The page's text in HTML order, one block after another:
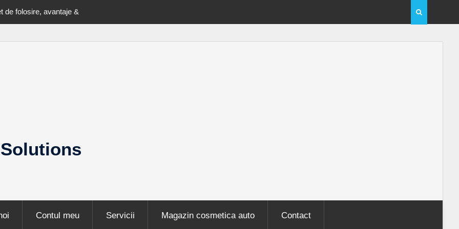
de folosire, avantaje &
2025
Curatare bord auto: ghid complet 2025 & cele mai
solutii
Contul meu Servicii Magazin cosmetica auto Contact